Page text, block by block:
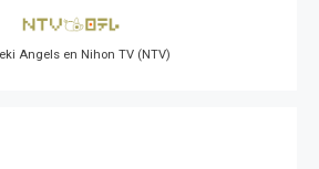
Angels en Nihon TV (NTV)